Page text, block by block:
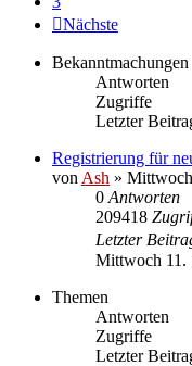
Nächste
Bekanntmachungen
Antworten
Zugriffe
Letzter
Registrierung für
von Ash »
0 Antworten
209418
Letzter
Mittwoch 11.
Themen
Antworten
Zugriffe
Letzter